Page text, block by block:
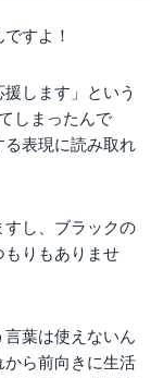
すよ！
します」という
しまったんで
表現に読み取れ
し、ブラックの
もりもありませ
葉は使えないん
ら前向きに生活